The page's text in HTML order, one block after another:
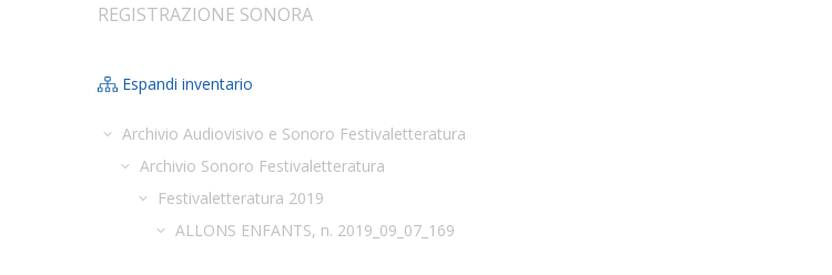
REGISTRAZIONE SONORA
Espandi inventario
Archivio Audiovisivo e Sonoro Festivaletteratura
Archivio Sonoro Festivaletteratura
Festivaletteratura 2019
ALLONS ENFANTS, n. 2019_09_07_169